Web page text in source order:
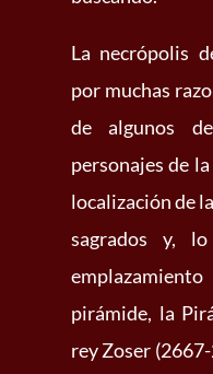
La necrópolis
por muchas
de algunos
personajes de
localización de
sagrados y,
pirámide, la
rey Zoser